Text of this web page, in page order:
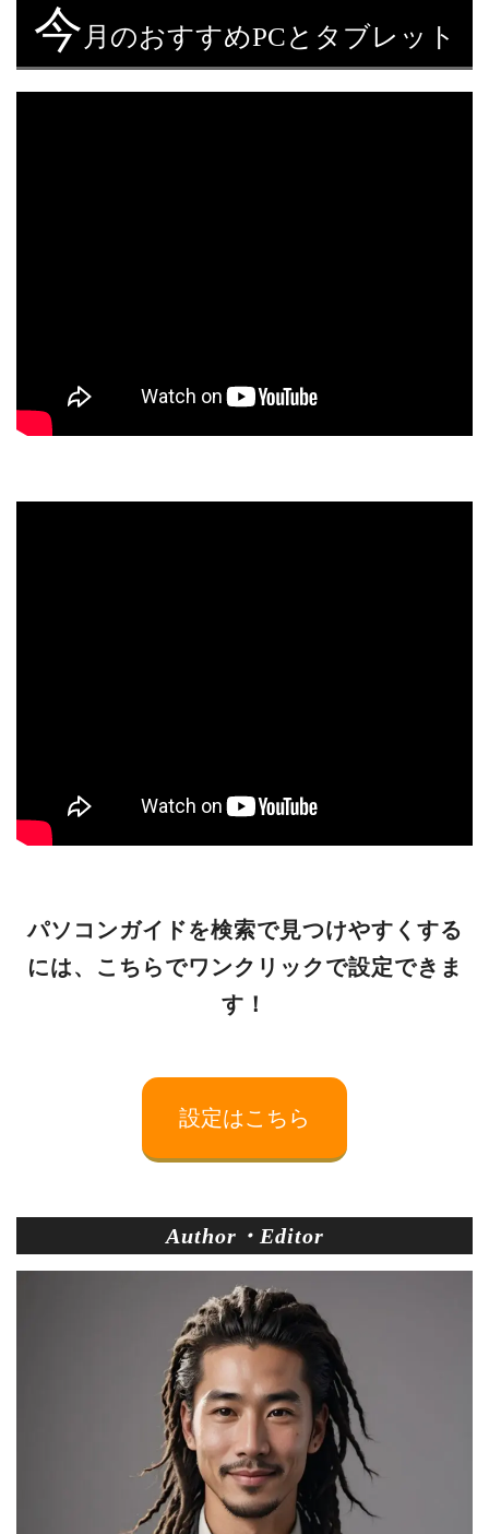
今 月のおすすめPCとタブレット
パソコンガイドを検索で見つけやすくする
には、こちらでワンクリックで設定できま
す！
設定はこちら
Author・Editor